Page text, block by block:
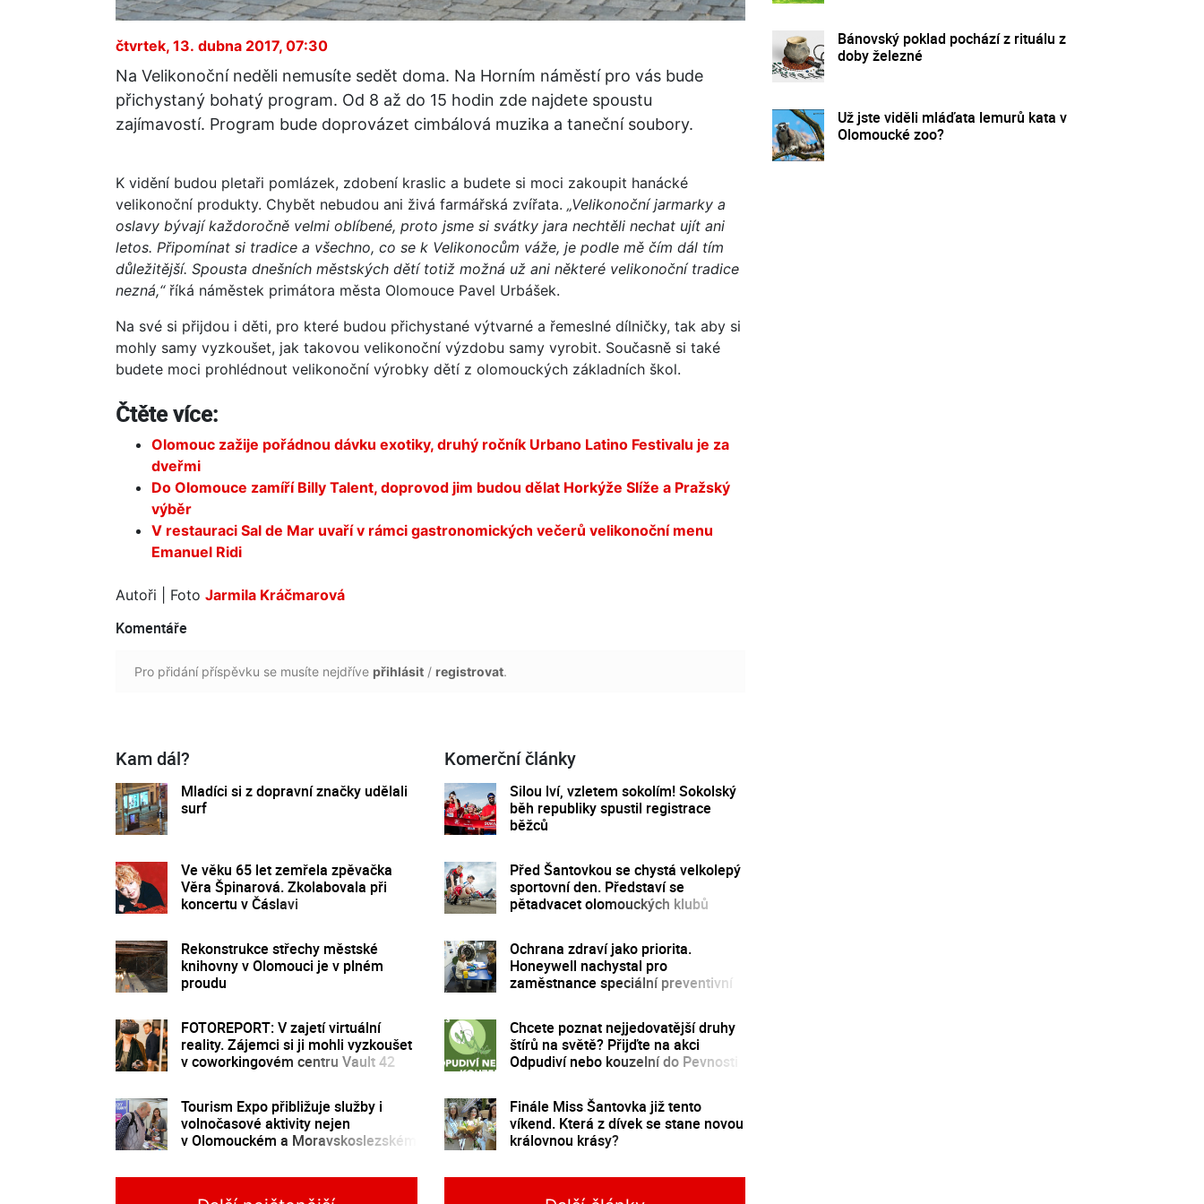
čtvrtek, 13. dubna 2017, 07:30
Na Velikonoční neděli nemusíte sedět doma. Na Horním náměstí pro vás bude
přichystaný bohatý program. Od 8 až do 15 hodin zde najdete spoustu
zajímavostí. Program bude doprovázet cimbálová muzika a taneční soubory.
K vidění budou pletaři pomlázek, zdobení kraslic a budete si moci zakoupit hanácké
velikonoční produkty. Chybět nebudou ani živá farmářská zvířata. „Velikonoční jarmarky a
oslavy bývají každoročně velmi oblíbené, proto jsme si svátky jara nechtěli nechat ujít ani
letos. Připomínat si tradice a všechno, co se k Velikonocům váže, je podle mě čím dál tím
důležitější. Spousta dnešních městských dětí totiž možná už ani některé velikonoční tradice
nezná,“ říká náměstek primátora města Olomouce Pavel Urbášek.
Na své si přijdou i děti, pro které budou přichystané výtvarné a řemeslné dílničky, tak aby si
mohly samy vyzkoušet, jak takovou velikonoční výzdobu samy vyrobit. Současně si také
budete moci prohlédnout velikonoční výrobky dětí z olomouckých základních škol.
Čtěte více:
Olomouc zažije pořádnou dávku exotiky, druhý ročník Urbano Latino Festivalu je za
dveřmi
Do Olomouce zamíří Billy Talent, doprovod jim budou dělat Horkýže Slíže a Pražský
výběr
V restauraci Sal de Mar uvaří v rámci gastronomických večerů velikonoční menu
Emanuel Ridi
Autoři | Foto Jarmila Kráčmarová
Komentáře
Pro přidání příspěvku se musíte nejdříve přihlásit / registrovat.
Kam dál?
Mladíci si z dopravní značky udělali
surf
Ve věku 65 let zemřela zpěvačka
Věra Špinarová. Zkolabovala při
koncertu v Čáslavi
Rekonstrukce střechy městské
knihovny v Olomouci je v plném
proudu
FOTOREPORT: V zajetí virtuální
reality. Zájemci si ji mohli vyzkoušet
v coworkingovém centru Vault 42
Tourism Expo přibližuje služby i
volnočasové aktivity nejen
v Olomouckém a Moravskoslezském
Komerční články
Silou lví, vzletem sokolím! Sokolský
běh republiky spustil registrace
běžců
Před Šantovkou se chystá velkolepý
sportovní den. Představí se
pětadvacet olomouckých klubů
Ochrana zdraví jako priorita.
Honeywell nachystal pro
zaměstnance speciální preventivní
Chcete poznat nejjedovatější druhy
štírů na světě? Přijďte na akci
Odpudiví nebo kouzelní do Pevnosti
Finále Miss Šantovka již tento
víkend. Která z dívek se stane novou
královnou krásy?
Bánovský poklad pochází z rituálu z
doby železné
Už jste viděli mláďata lemurů kata v
Olomoucké zoo?